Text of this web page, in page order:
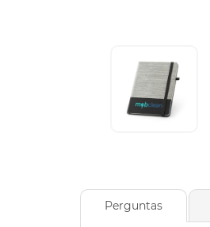
Perguntas